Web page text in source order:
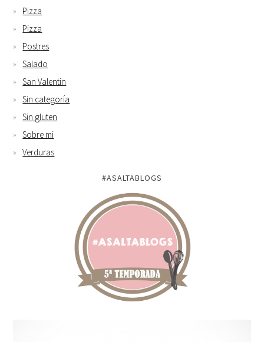
Pizza
Pizza
Postres
Salado
San Valentin
Sin categoría
Sin gluten
Sobre mi
Verduras
#ASALTABLOGS